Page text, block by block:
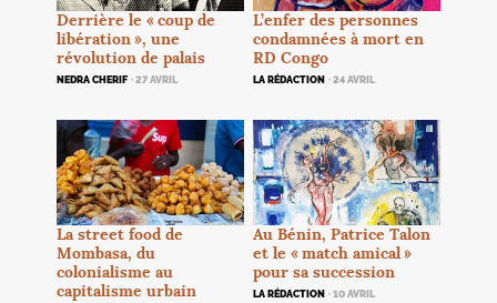
Derrière le «coup de
libération», une
révolution de palais
NEDRA CHERIF · 27 AVRIL
L’enfer des personnes
condamnées à mort en
RD Congo
LA RÉDACTION · 24 AVRIL
La street food de
Mombasa, du
colonialisme au
capitalisme urbain
Au Bénin, Patrice Talon
et le «match amical»
pour sa succession
LA RÉDACTION · 10 AVRIL